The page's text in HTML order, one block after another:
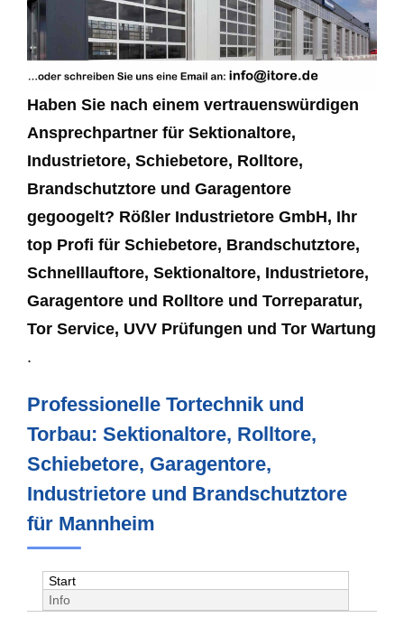
Haben Sie nach einem vertrauenswürdigen
Ansprechpartner für Sektionaltore,
Industrietore, Schiebetore, Rolltore,
Brandschutztore und Garagentore
gegoogelt? Rößler Industrietore GmbH, Ihr
top Profi für Schiebetore, Brandschutztore,
Schnelllauftore, Sektionaltore, Industrietore,
Garagentore und Rolltore und Torreparatur,
Tor Service, UVV Prüfungen und Tor Wartung
.
Professionelle Tortechnik und
Torbau: Sektionaltore, Rolltore,
Schiebetore, Garagentore,
Industrietore und Brandschutztore
für Mannheim
Start
Info